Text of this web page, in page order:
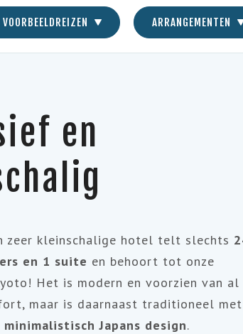
VOORBEELDREIZEN ARRANGEMENTEN
en
zeer kleinschalige hotel telt slechts
en 1 suite en behoort tot onze
Het is modern en voorzien van al
maar is daarnaast traditioneel met
Japans design.